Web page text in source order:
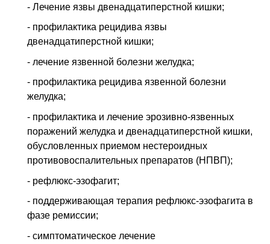
- Лечение язвы двенадцатиперстной кишки;
- профилактика рецидива язвы
двенадцатиперстной кишки;
- лечение язвенной болезни желудка;
- профилактика рецидива язвенной болезни
желудка;
- профилактика и лечение эрозивно-язвенных
поражений желудка и двена­дцатиперстной кишки,
обусловленных приемом нестероидных
противовос­палительных препаратов (НПВП);
- рефлюкс-эзофагит;
- поддерживающая терапия рефлюкс-эзофагита в
фазе ремиссии;
- симптоматическое лечение